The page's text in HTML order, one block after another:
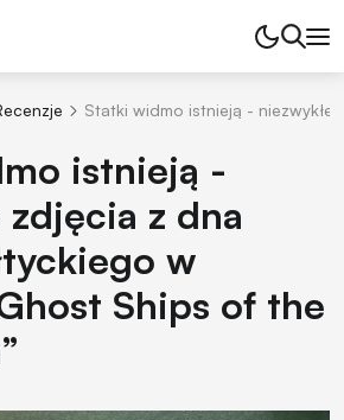
Statki widmo istnieją - niezwykłe
istnieją -
zdjęcia z dna
w
Ships of the